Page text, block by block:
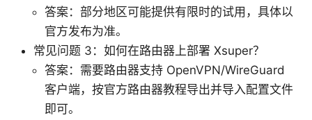
答案：部分地区可能提供有限时的试用，具体以
官方发布为准。
常见问题 3：如何在路由器上部署 Xsuper？
答案：需要路由器支持 OpenVPN/WireGuard
客户端，按官方路由器教程导出并导入配置文件
即可。